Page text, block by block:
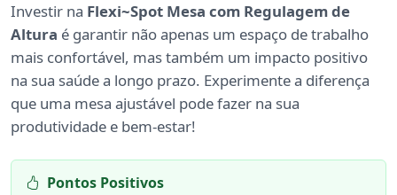
Investir na Flexi~Spot Mesa com Regulagem de
Altura é garantir não apenas um espaço de trabalho
mais confortável, mas também um impacto positivo
na sua saúde a longo prazo. Experimente a diferença
que uma mesa ajustável pode fazer na sua
produtividade e bem-estar!
Pontos Positivos